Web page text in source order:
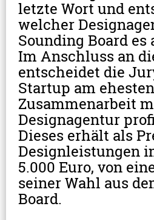
letzte Wort und
welcher
Sounding Board
Im Anschluss an
entscheidet die
Startup am
Zusammenarbeit
Designagentur
Dieses erhält als
Designleistungen
5.000 Euro, von
seiner Wahl aus
Board.